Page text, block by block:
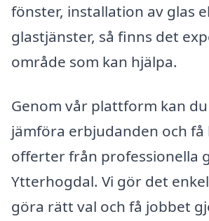
fönster, installation av glas
glastjänster, så finns det
område som kan hjälpa.
Genom vår plattform kan
jämföra erbjudanden och få
offerter från professionella
Ytterhogdal. Vi gör det
göra rätt val och få jobbet